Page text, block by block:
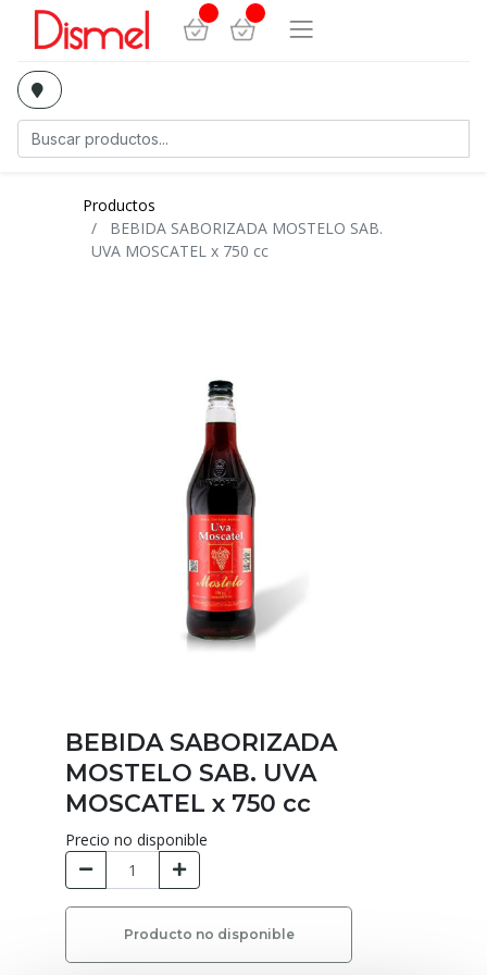
Productos
BEBIDA SABORIZADA MOSTELO SAB.
UVA MOSCATEL x 750 cc
BEBIDA SABORIZADA
MOSTELO SAB. UVA
MOSCATEL x 750 cc
Precio no disponible
Producto no disponible